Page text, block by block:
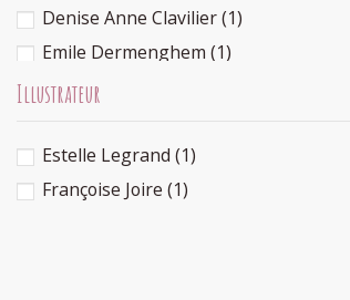
Denise Anne Clavilier(1)
Emile Dermenghem (1)
Emilia Stepien
Estelle Cantala(1)
Françoise Rachmuhl
Illustrateur
Estelle Legrand (1)
Françoise Joire (1)